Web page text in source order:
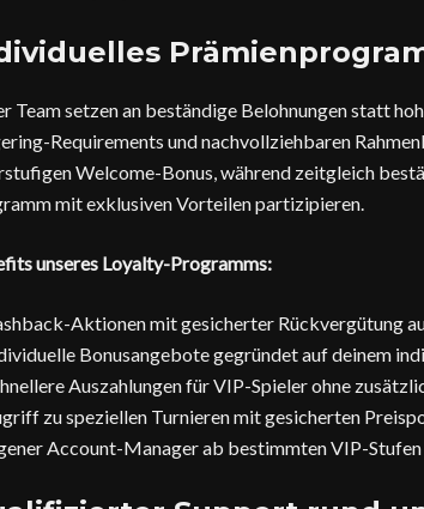
Team setzen an beständige Belohnungen statt
Requirements und nachvollziehbaren
Welcome-Bonus, während zeitgleich
mit exklusiven Vorteilen partizipieren.
unseres Loyalty-Programms:
Aktionen mit gesicherter Rückvergütung
Bonusangebote gegründet auf deinem
Auszahlungen für VIP-Spieler ohne
zu speziellen Turnieren mit gesicherten
Account-Manager ab bestimmten VIP-Stufen